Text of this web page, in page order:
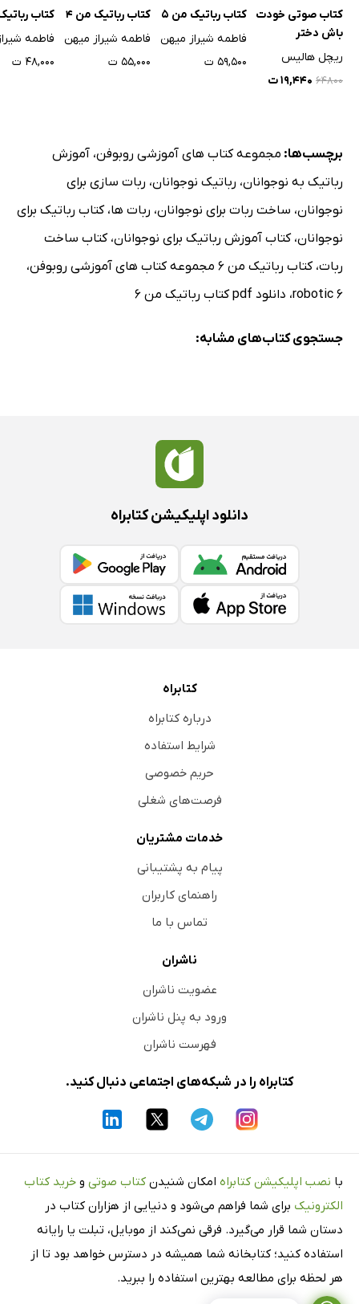
کتاب صوتی خودت
باش دختر
ریچل هالیس
۶۴۸۰۰ ۱۹,۴۴۰ ت
کتاب رباتیک من 5
فاطمه شیراز میهن
۵۹,۵۰۰ ت
کتاب رباتیک من 4
فاطمه شیراز میهن
۵۵,۰۰۰ ت
کتاب
فاطمه
۴۸,۰۰۰ ت
برچسب‌ها: مجموعه کتاب های آموزشی روبوفن، آموزش
رباتیک به نوجوانان، رباتیک نوجوانان، ربات سازی برای
نوجوانان، ساخت ربات برای نوجوانان، ربات ها،کتاب رباتیک برای
نوجوانان،کتاب آموزش رباتیک برای نوجوانان،کتاب ساخت
ربات،کتاب رباتیک من 6 مجموعه کتاب های آموزشی روبوفن
،
robotic 6، دانلود pdf کتاب رباتیک من 6
جستجوی کتاب‌های مشابه:
دانلود اپلیکیشن کتابراه
کتابراه
درباره کتابراه
شرایط استفاده
حریم خصوصی
فرصت‌های شغلی
خدمات مشتریان
پیام به پشتیبانی
راهنمای کاربران
تماس با ما
ناشران
عضویت ناشران
ورود به پنل ناشران
فهرست ناشران
کتابراه را در شبکه‌های اجتماعی دنبال کنید.
با نصب اپلیکیشن کتابراه امکان شنیدن کتاب صوتی و خرید کتاب
الکترونیک برای شما فراهم می‌شود و دنیایی از هزاران کتاب در
دستان شما قرار می‌گیرد. فرقی نمی‌کند از موبایل، تبلت یا رایانه
استفاده کنید؛ کتابخانه شما همیشه در دسترس خواهد بود تا از
هر لحظه برای مطالعه بهترین استفاده را ببرید.